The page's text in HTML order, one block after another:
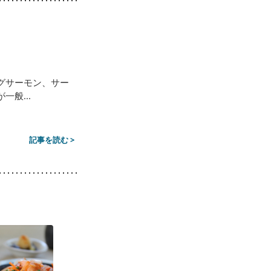
サーモン、サー
一般...
記事を読む >